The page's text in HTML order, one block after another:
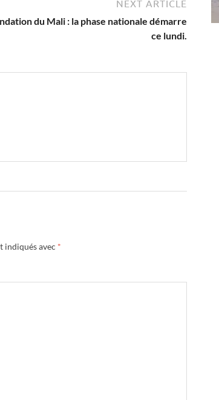
NEXT ARTICLE
du Mali : la phase nationale démarre
ce lundi.
indiqués avec *